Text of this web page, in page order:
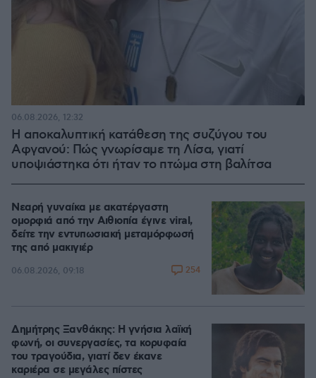
Η αποκαλυπτική κατάθεση της συζύγου του
Αφγανού: Πώς γνωρίσαμε τη Λίσα, γιατί
υποψιάστηκα ότι ήταν το πτώμα στη βαλίτσα
06.08.2026, 12:32
Νεαρή γυναίκα με ακατέργαστη
ομορφιά από την Αιθιοπία έγινε viral,
δείτε την εντυπωσιακή μεταμόρφωσή
της από μακιγιέρ
06.08.2026, 09:18 254
Δημήτρης Ξανθάκης: Η γνήσια λαϊκή
φωνή, οι συνεργασίες, τα κορυφαία
του τραγούδια, γιατί δεν έκανε
καριέρα σε μεγάλες πίστες